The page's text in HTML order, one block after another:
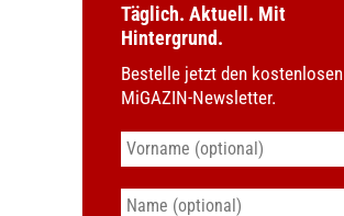
Täglich. Aktuell. Mit
Hintergrund.
Bestelle jetzt den kostenlosen
MiGAZIN-Newsletter.